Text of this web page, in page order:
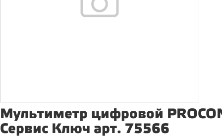
Мультиметр цифровой
Сервис Ключ арт. 75566